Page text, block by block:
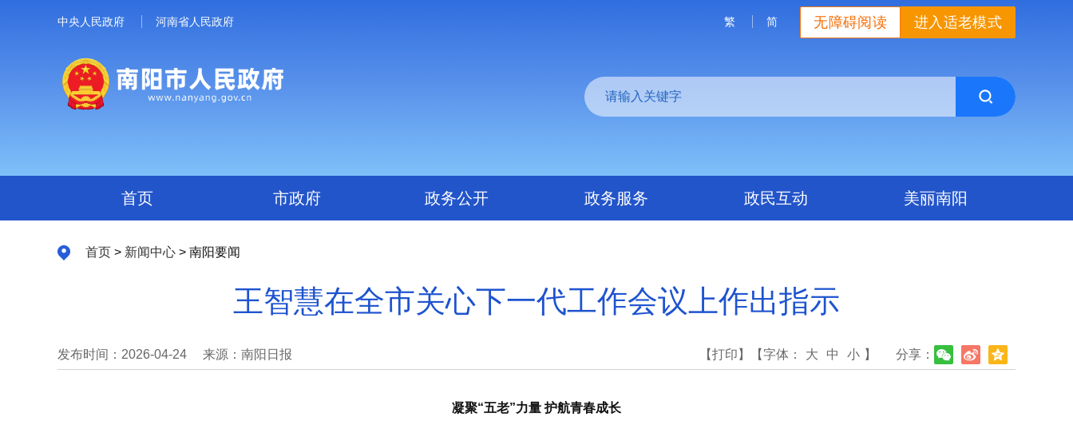
中央人民政府 河南省人民政府 进入适老模式
无障碍阅读
繁 简
首页 市政府 政务公开 政务服务 政民互动 美丽南阳
首页 > 新闻中心 > 南阳要闻
王智慧在全市关心下一代工作会议上作出指示
发布时间：2026-04-24 来源：南阳日报 分享：
【打印】 【字体： 大 中 小 】
凝聚“五老”力量 护航青春成长